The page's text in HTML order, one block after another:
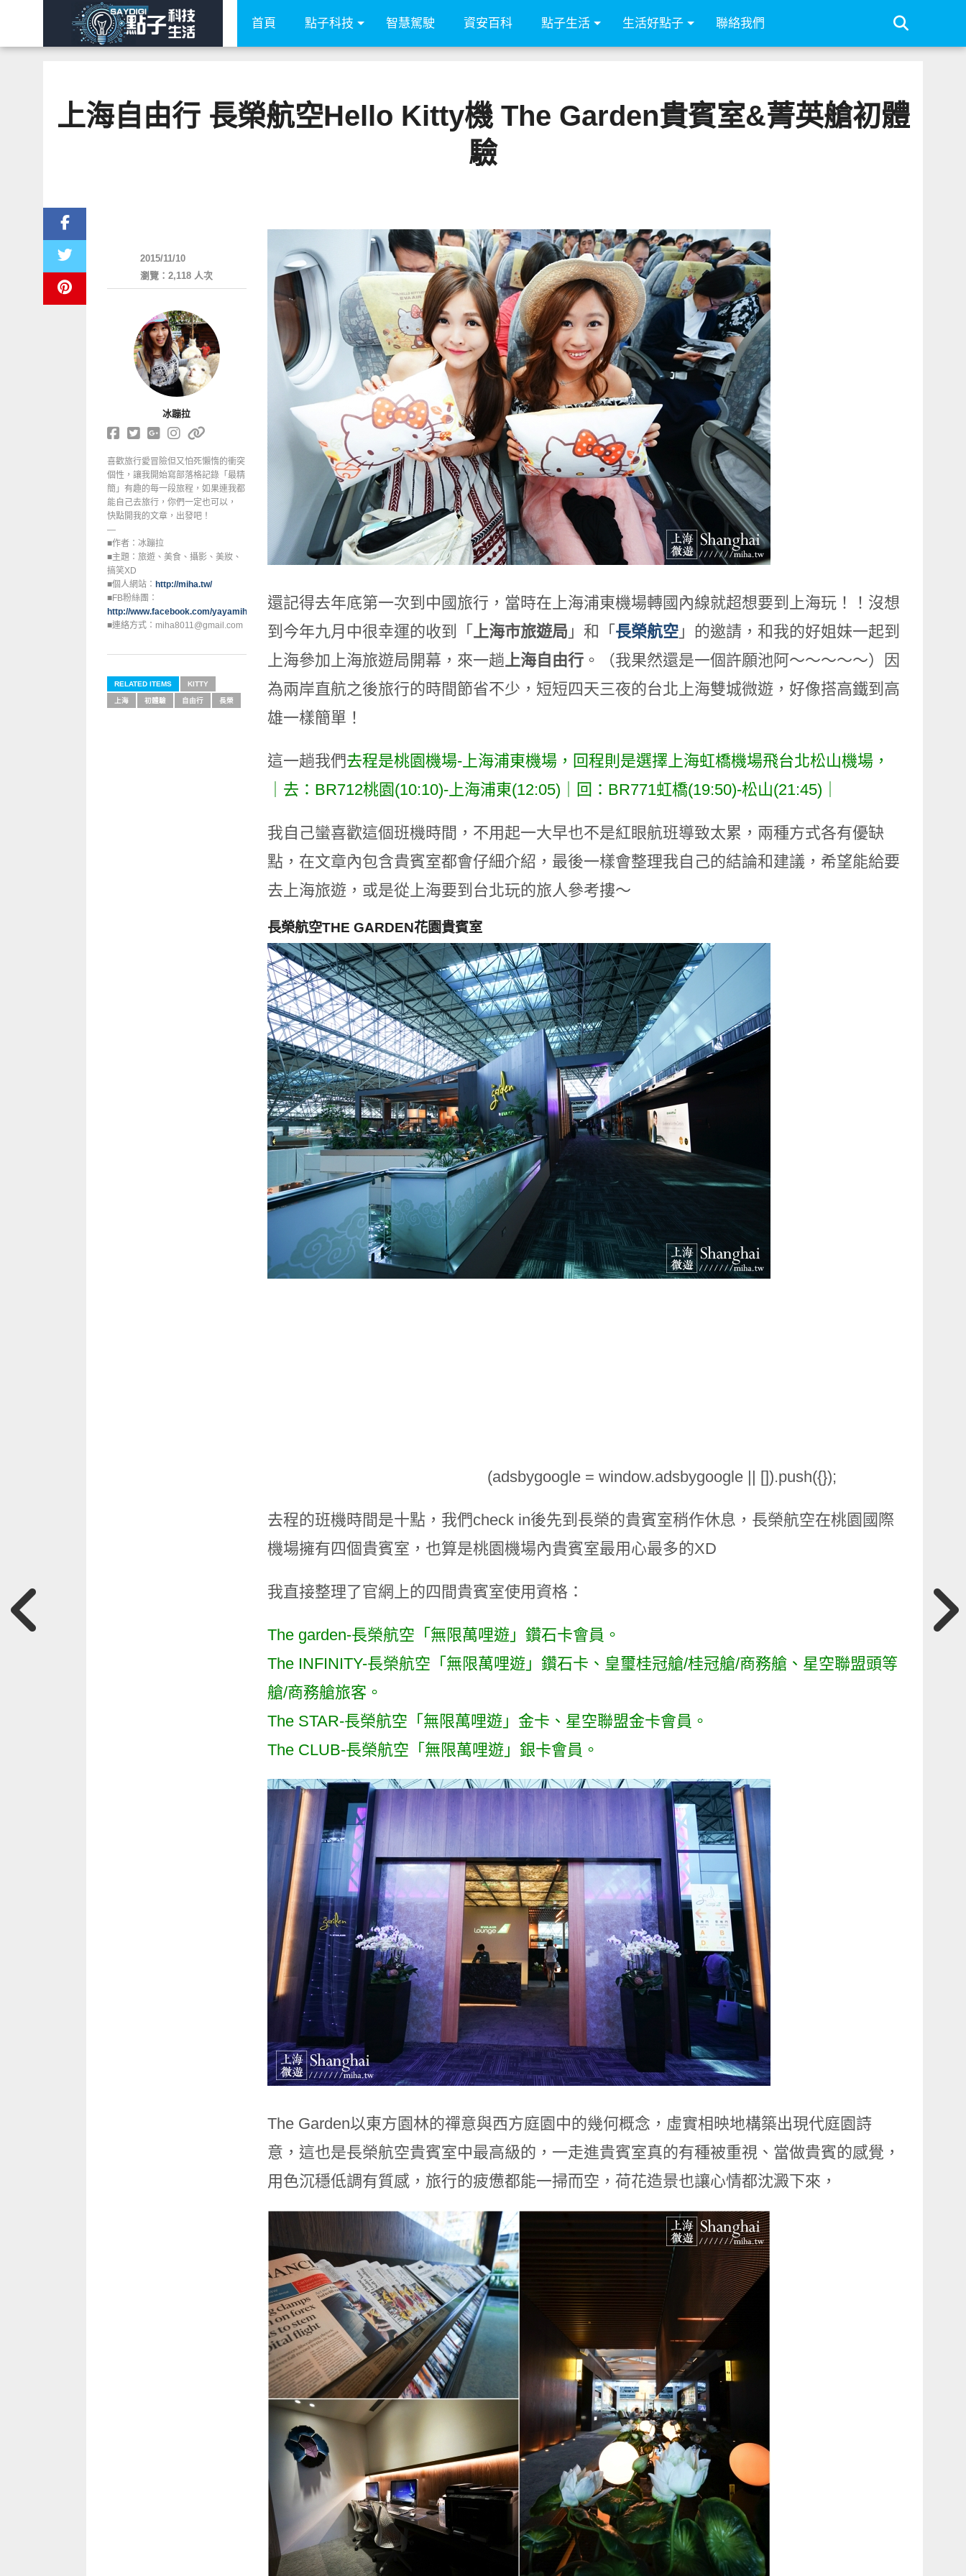
首頁 點子科技 智慧駕駛 資安百科 點子生活 生活好點子 聯絡我們
上海自由行 長榮航空Hello Kitty機 The Garden貴賓室&菁英艙初體
驗
還記得去年底第一次到中國旅行，當時在上海浦東機場轉國內線就超想要到上海玩！！沒想
到今年九月中很幸運的收到「 上海市旅遊局 」和「 長榮航空」的邀請，和我的好姐妹一起到
上海參加上海旅遊局開幕，來一趟上海自由行。（我果然還是一個許願池阿～～～～～）因
為兩岸直航之後旅行的時間節省不少，短短四天三夜的台北上海雙城微遊，好像搭高鐵到高
雄一樣簡單！
這一趟我們去程是桃園機場-上海浦東機場，回程則是選擇上海虹橋機場飛台北松山機場，
｜去：BR712桃園(10:10)-上海浦東(12:05)｜回：BR771虹橋(19:50)-松山(21:45)｜
我自己蠻喜歡這個班機時間，不用起一大早也不是紅眼航班導致太累，兩種方式各有優缺
點，在文章內包含貴賓室都會仔細介紹，最後一樣會整理我自己的結論和建議，希望能給要
去上海旅遊，或是從上海要到台北玩的旅人參考摟～
長榮航空THE GARDEN花園貴賓室
(adsbygoogle = window.adsbygoogle || []).push({});
去程的班機時間是十點，我們check in後先到長榮的貴賓室稍作休息，長榮航空在桃園國際
機場擁有四個貴賓室，也算是桃園機場內貴賓室最用心最多的XD
我直接整理了官網上的四間貴賓室使用資格：
The garden-長榮航空「無限萬哩遊」鑽石卡會員。
The INFINITY-長榮航空「無限萬哩遊」鑽石卡、皇璽桂冠艙/桂冠艙/商務艙、星空聯盟頭等
艙/商務艙旅客。
The STAR-長榮航空「無限萬哩遊」金卡、星空聯盟金卡會員。
The CLUB-長榮航空「無限萬哩遊」銀卡會員。
The Garden以東方園林的禪意與西方庭園中的幾何概念，虛實相映地構築出現代庭園詩
意，這也是長榮航空貴賓室中最高級的，一走進貴賓室真的有種被重視、當做貴賓的感覺，
用色沉穩低調有質感，旅行的疲憊都能一掃而空，荷花造景也讓心情都沈澱下來，
2015/11/10
瀏覽：2,118 人次
冰蹦拉
喜歡旅行愛冒險但又怕死懶惰的衝突
個性，讓我開始寫部落格記錄「最精
簡」有趣的每一段旅程，如果連我都
能自己去旅行，你們一定也可以，
快點開我的文章，出發吧！
—
■作者：冰蹦拉
■主題：旅遊、美食、攝影、美妝、
搞笑XD
■個人網站： http://miha.tw/
■FB粉絲團：
http://www.facebook.com/yayamihaya
■連絡方式：miha8011@gmail.com
RELATED ITEMS KITTY
上海 初體驗 自由行 長榮